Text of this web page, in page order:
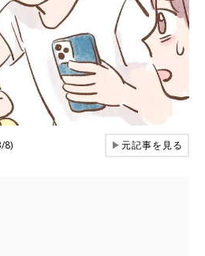
8) ▶元記事を見る